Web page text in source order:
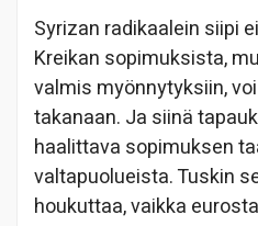
Syrizan radikaalein siipi
Kreikan sopimuksista,
valmis myönnytyksiin,
takanaan. Ja siinä
haalittava sopimuksen
valtapuolueista. Tuskin
houkuttaa, vaikka